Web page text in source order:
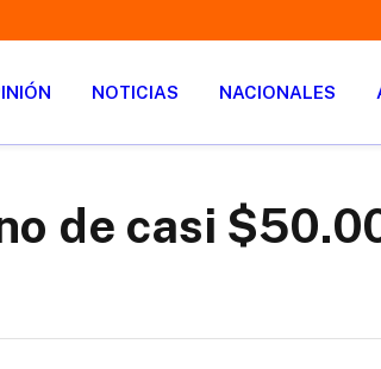
NOTICIAS NACIONALES
de casi